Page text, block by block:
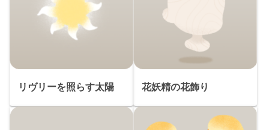
リヴリーを照らす太陽 花妖精の花飾り